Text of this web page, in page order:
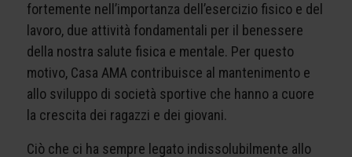
fortemente nell’importanza dell’esercizio fisico e del
lavoro, due attività fondamentali per il benessere
della nostra salute fisica e mentale. Per questo
motivo, Casa AMA contribuisce al mantenimento e
allo sviluppo di società sportive che hanno a cuore
la crescita dei ragazzi e dei giovani.
Ciò che ci ha sempre legato indissolubilmente allo